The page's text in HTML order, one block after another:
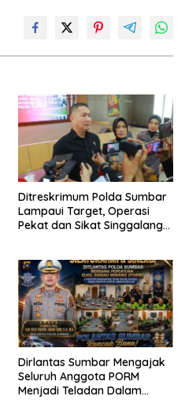
Ditreskrimum Polda Sumbar
Lampaui Target, Operasi
Pekat dan Sikat Singgalang
Dirlantas Sumbar Mengajak
Seluruh Anggota PORM
Menjadi Teladan Dalam